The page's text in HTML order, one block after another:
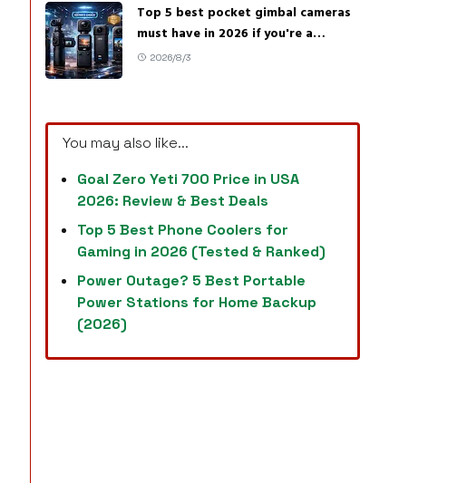
Top 5 best pocket gimbal cameras
must have in 2026 if you're a
creator
2026/8/3
You may also like...
Goal Zero Yeti 700 Price in USA
2026: Review & Best Deals
Top 5 Best Phone Coolers for
Gaming in 2026 (Tested & Ranked)
Power Outage? 5 Best Portable
Power Stations for Home Backup
(2026)